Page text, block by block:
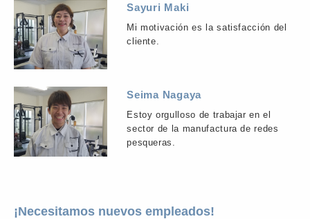
Sayuri Maki
Mi motivación es la satisfacción del
cliente.
Seima Nagaya
Estoy orgulloso de trabajar en el
sector de la manufactura de redes
pesqueras.
¡Necesitamos nuevos empleados!